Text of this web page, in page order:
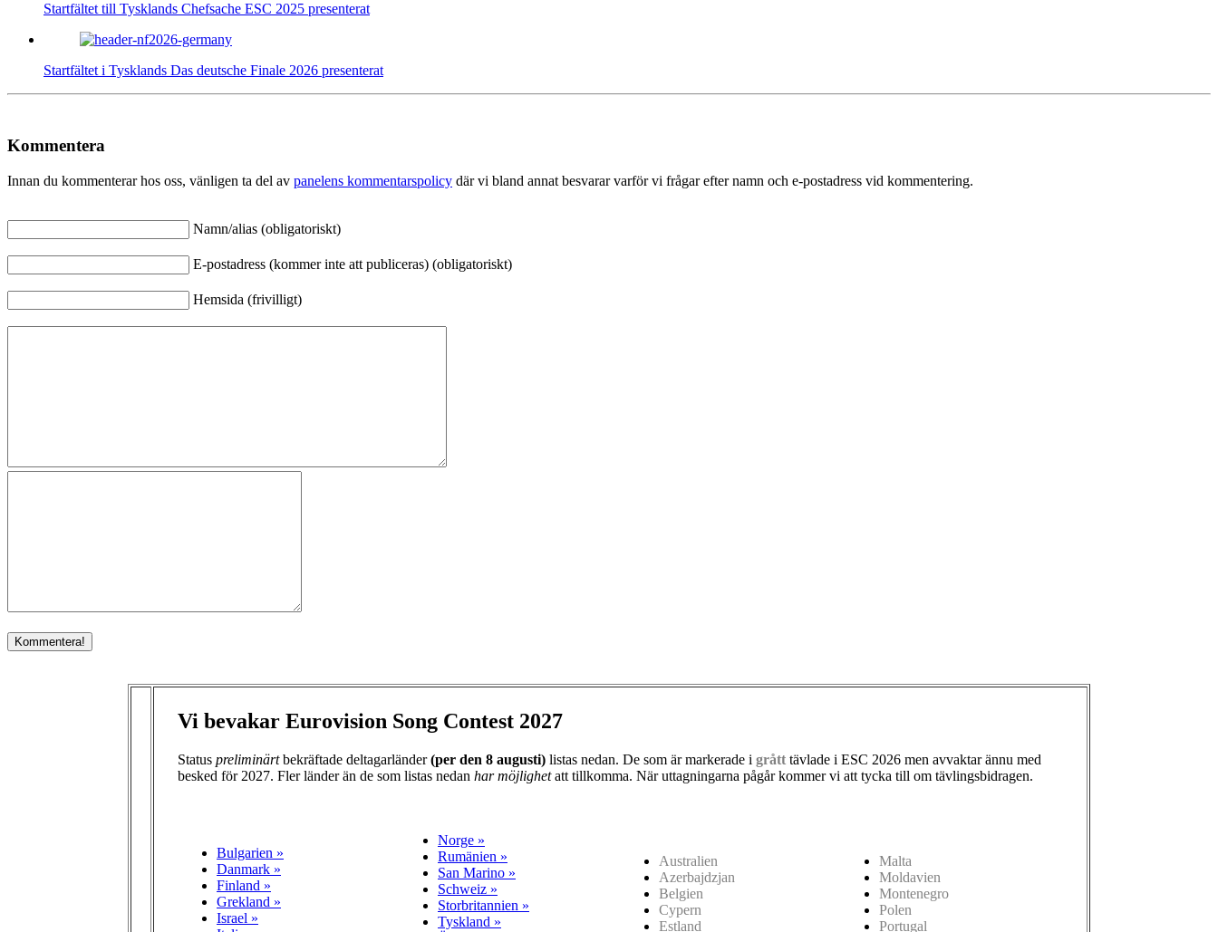
Startfältet till Tysklands Chefsache ESC 2025 presenterat
Startfältet i Tysklands Das deutsche Finale 2026 presenterat
Kommentera
Innan du kommenterar hos oss, vänligen ta del av panelens kommentarspolicy där vi bland annat besvarar varför vi frågar efter namn och e-postadress vid kommentering.
Namn/alias (obligatoriskt)
E-postadress (kommer inte att publiceras) (obligatoriskt)
Hemsida (frivilligt)
Vi bevakar Eurovision Song Contest 2027
Status preliminärtbekräftade deltagarländer(per den 8 augusti) listas nedan. De som är markerade i grått tävlade i ESC 2026 men avvaktar ännu med
besked för 2027. Fler länder än de som listas nedan har möjlighetatt tillkomma. När uttagningarna pågår kommer vi att tycka till om tävlingsbidragen.
Bulgarien »
Danmark »
Finland »
Grekland »
Israel »
Norge »
Rumänien »
San Marino »
Schweiz »
Storbritannien »
Tyskland »
Australien
Azerbajdzjan
Belgien
Cypern
Estland
Malta
Moldavien
Montenegro
Polen
Portugal